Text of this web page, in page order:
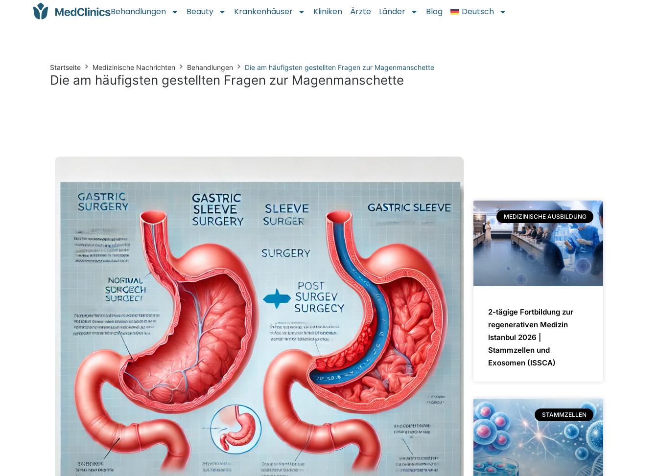
Behandlungen Beauty Krankenhäuser Kliniken Ärzte Länder Blog Deutsch
Die am häufigsten gestellten Fragen zur Magenmanschette
Startseite Medizinische Nachrichten Behandlungen Die am häufigsten gestellten Fragen zur Magenmanschette
MEDIZINISCHE AUSBILDUNG
2-tägige Fortbildung zur
regenerativen Medizin
Istanbul 2026 |
Stammzellen und
Exosomen (ISSCA)
STAMMZELLEN